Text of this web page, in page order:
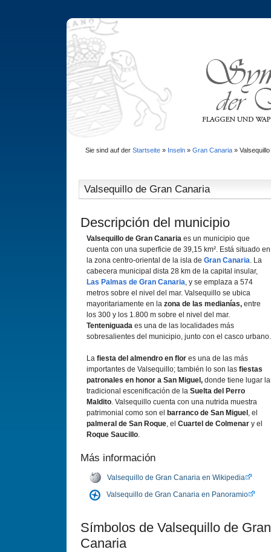
Sie sind auf der Startseite» Inseln» Gran Canaria»
Valsequillo de Gran Canaria
Descripción del municipio
Valsequillo de Gran Canaria es un municipio que
cuenta con una superficie de 39,15 km². Está situado en
la zona centro-oriental de la isla de Gran Canaria. La
cabecera municipal dista 28 km de la capital insular,
Las Palmas de Gran Canaria, y se emplaza a 574
metros sobre el nivel del mar. Valsequillo se ubica
mayoritariamente en la zona de las medianías, entre
los 300 y los 1.800 m sobre el nivel del mar.
Tenteniguada es una de las localidades más
sobresalientes del municipio, junto con el casco urbano.
La fiesta del almendro en flor es una de las más
importantes de Valsequillo; también lo son las fiestas
patronales en honor a San Miguel, donde tiene lugar la
tradicional escenificación de la Suelta del Perro
Maldito. Valsequillo cuenta con una nutrida muestra
patrimonial como son el
barranco de San Miguel , el
palmeral de San Roque, el Cuartel de Colmenar y el
Roque Saucillo.
Más información
Valsequillo de Gran Canaria en Wikipedia
Valsequillo de Gran Canaria en Panoramio
Símbolos de Valsequillo de Gran
Canaria